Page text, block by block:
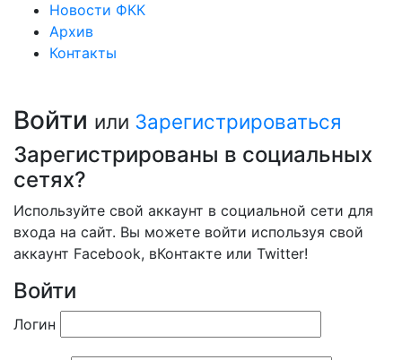
Новости ФКК
Архив
Контакты
Войти или Зарегистрироваться
Зарегистрированы в социальных
сетях?
Используйте свой аккаунт в социальной сети для
входа на сайт. Вы можете войти используя свой
аккаунт Facebook, вКонтакте или Twitter!
Войти
Логин